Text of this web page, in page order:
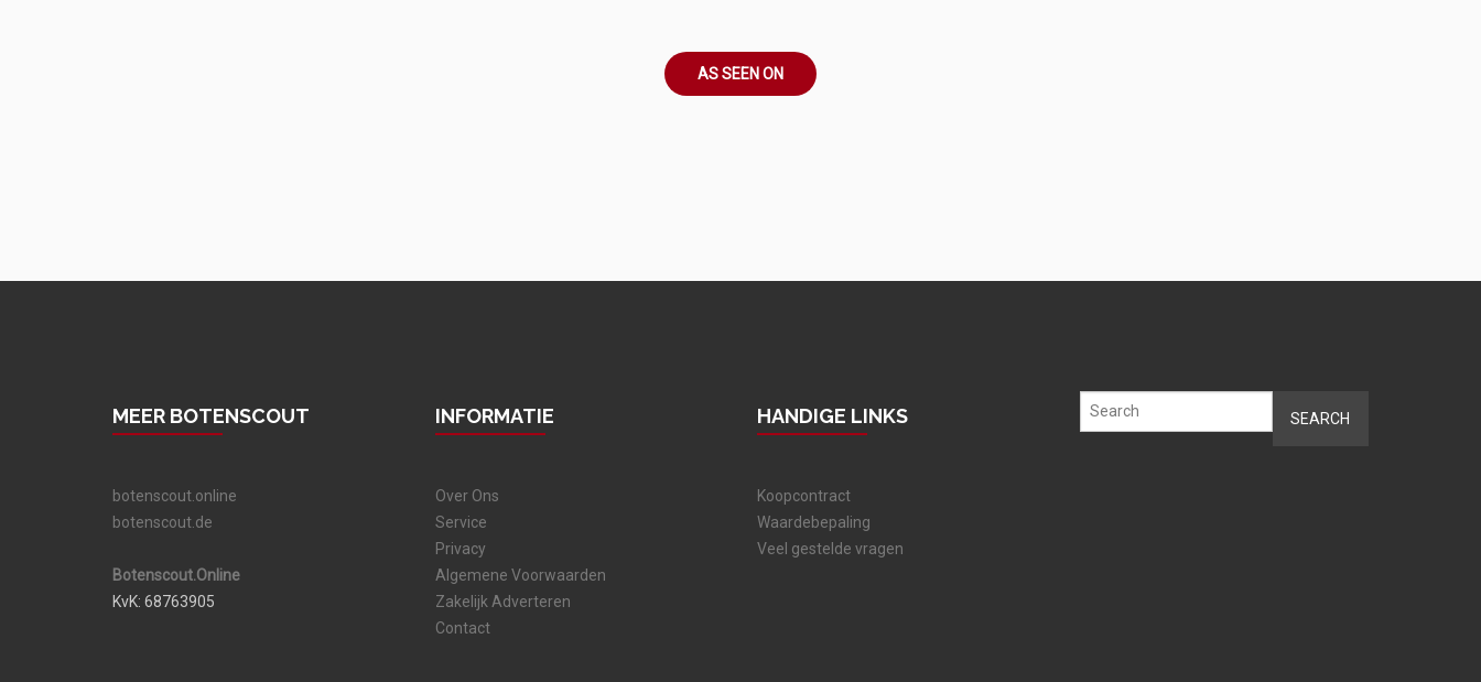
AS SEEN ON
MEER BOTENSCOUT
botenscout.online
botenscout.de
Botenscout.Online
KvK: 68763905
INFORMATIE
Over Ons
Service
Privacy
Algemene Voorwaarden
Zakelijk Adverteren
Contact
HANDIGE LINKS
Koopcontract
Waardebepaling
Veel gestelde vragen